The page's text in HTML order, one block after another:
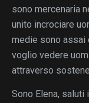
sono mercenaria
unito incrociare
medie sono assai
voglio vedere
attraverso
Sono Elena,